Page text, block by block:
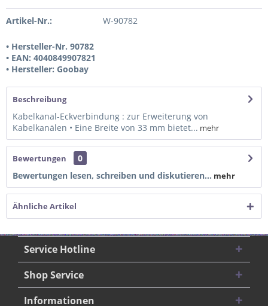
Artikel-Nr.: W-90782
• Hersteller-Nr. 90782
• EAN: 4040849907821
• Hersteller: Goobay
Beschreibung
Kabelkanal-Eckverbindung : zur Erweiterung von
Kabelkanälen • Eine Breite von 33 mm bietet... mehr
Bewertungen
0
Bewertungen lesen, schreiben und diskutieren... mehr
Ähnliche Artikel
Service Hotline
Shop Service
Informationen